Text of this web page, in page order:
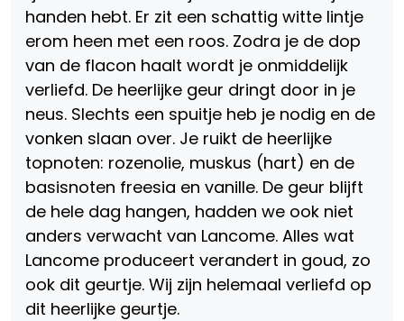
handen hebt. Er zit een schattig witte lintje
erom heen met een roos. Zodra je de dop
van de flacon haalt wordt je onmiddelijk
verliefd. De heerlijke geur dringt door in je
neus. Slechts een spuitje heb je nodig en de
vonken slaan over. Je ruikt de heerlijke
topnoten: rozenolie, muskus (hart) en de
basisnoten freesia en vanille. De geur blijft
de hele dag hangen, hadden we ook niet
anders verwacht van Lancome. Alles wat
Lancome produceert verandert in goud, zo
ook dit geurtje. Wij zijn helemaal verliefd op
dit heerlijke geurtje.